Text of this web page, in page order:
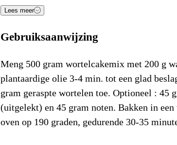
Voedingsstof
Energie (kJ)
Energie (Kcal)
Waarvan verzadigde vetzuren
Lees meer
Gebruiksaanwijzing
Meng 500 gram wortelcakemix met 200 g
plantaardige olie 3-4 min. tot een glad
gram geraspte wortelen toe. Optioneel : 45
(uitgelekt) en 45 gram noten. Bakken in
oven op 190 graden, gedurende 30-35